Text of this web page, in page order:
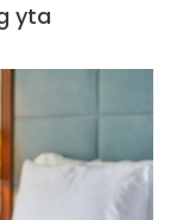
yta